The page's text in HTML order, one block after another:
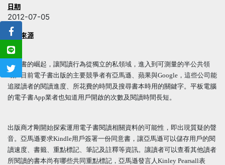
日期
2012-07-05
新聞來源
內容
電子書的崛起，讓閱讀行為從獨立的私領域，進入到可測量的半公共領
域。目前電子書出版的主要競爭者有亞馬遜、蘋果與Google，這些公司能
追蹤讀者的閱讀進度、所花費的時間及搜尋書本時用的關鍵字。平板電腦
的電子書App業者也知道用戶開啟的次數及閱讀時間長短。
出版商才剛開始探索運用電子書閱讀相關資料的可能性，即出現質疑的聲
音。亞馬遜要求Kindle用戶簽署一份同意書，讓亞馬遜可以儲存用戶的閱
讀速度、書籤、重點標記、筆記及註釋等資訊。讓讀者可以查看其他讀者
所閱讀的書本尚有哪些共同重點標記，亞馬遜發言人Kinley Pearsall表